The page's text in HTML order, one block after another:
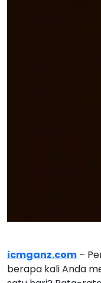
icmganz.com –
berapa kali Anda